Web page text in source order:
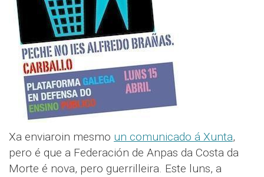
Xa enviaroin mesmo un comunicado á Xunta,
pero é que a Federación de Anpas da Costa da
Morte é nova, pero guerrilleira. Este luns, a